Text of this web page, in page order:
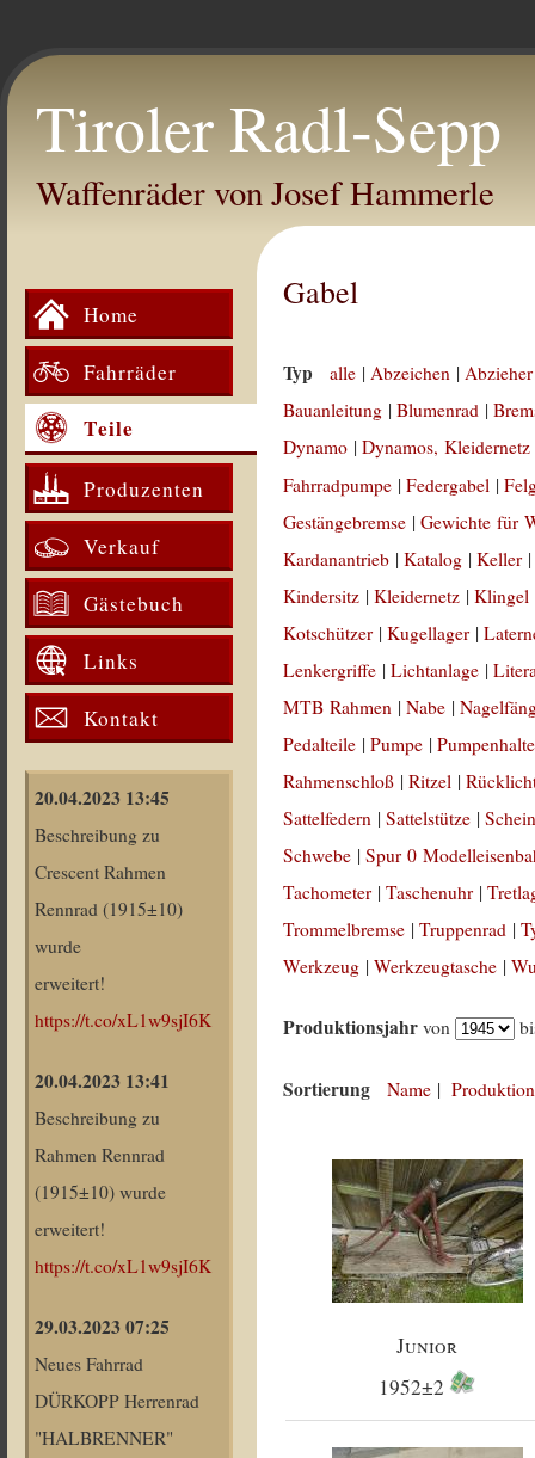
Tiroler Radl-Sepp
Waffenräder von Josef Hammerle
Home
Fahrräder
Teile
Produzenten
Verkauf
Gästebuch
Links
Kontakt
20.04.2023 13:45
Beschreibung zu
Crescent Rahmen
Rennrad (1915±10)
wurde
erweitert!
https://t.co/xL1w9sjI6K
20.04.2023 13:41
Beschreibung zu
Rahmen Rennrad
(1915±10) wurde
erweitert!
https://t.co/xL1w9sjI6K
29.03.2023 07:25
Neues Fahrrad
DÜRKOPP Herrenrad
"HALBRENNER"
Gabel
Typ alle |Abzeichen |
Bauanleitung |Blumenrad |
Dynamo |Dynamos, Kleidernetz
Fahrradpumpe |Federgabel |
Gestängebremse |Gewichte für
Kardanantrieb |Katalog |Keller
Kindersitz |Kleidernetz |Klingel
Kotschützer |Kugellager |
Lenkergriffe |Lichtanlage |
MTB Rahmen |Nabe |
Pedalteile |Pumpe |
Rahmenschloß |Ritzel |
Sattelfedern |Sattelstütze |
Schwebe |Spur 0
Tachometer |Taschenuhr |
Trommelbremse |Truppenrad |
Werkzeug |Werkzeugtasche |
Produktionsjahr von
Sortierung Name |
Junior
1952±2